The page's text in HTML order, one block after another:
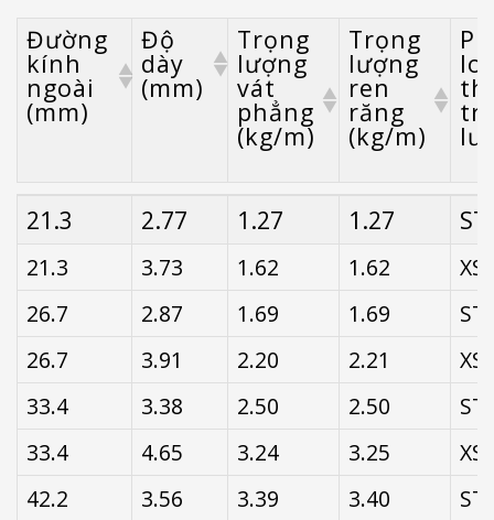
Đường
kính
ngoài
(mm)
Độ
dày
(mm)
Trọng
lượng
vát
phẳng
(kg/m)
Trọng
lượng
ren
răng
(kg/m)
Đường
kính
ngoài
(mm)
Độ
dày
(mm)
Trọng
lượng
vát
phẳng
(kg/m)
Trọng
lượng
ren
răng
(kg/m)
21.3 2.77 1.27 1.27
21.3 3.73 1.62 1.62
XS
26.7
2.87 1.69 1.69
26.7
3.91 2.20 2.21
XS
33.4
3.38 2.50 2.50
33.4
4.65 3.24 3.25
XS
42.2
3.56 3.39 3.40